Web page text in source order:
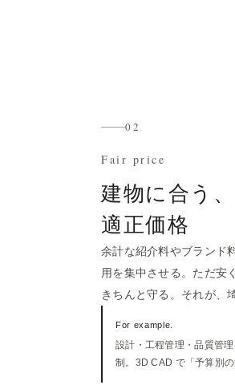
02
Fair price
建物に合う、
適正価格
余計な紹介料やブランド
用を集中させる。ただ安
きちんと守る。それが、
For example.
設計・工程管理・品質管
制。3D CAD で「予算別